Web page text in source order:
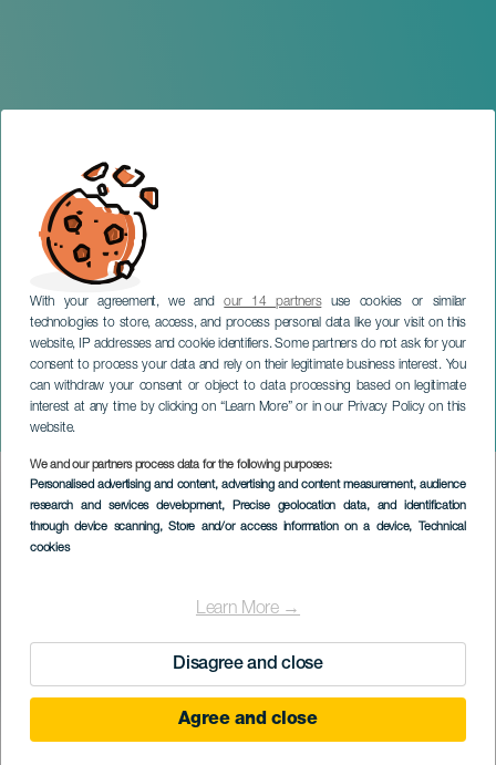
With your agreement, we andour 14 partnersuse cookies or similar
technologies to store, access, and process personal data like your visit on this
website, IP addresses and cookie identifiers. Some partners do not ask for your
consent to process your data and rely on their legitimate business interest. You
can withdraw your consent or object to data processing based on legitimate
interest at any time by clicking on “Learn More” or in our Privacy Policy on this
website.
We and our partners process data for the following purposes:
Personalised advertising and content, advertising and content measurement, audience
research and services development, Precise geolocation data, and identification
through device scanning, Store and/or access information on a device, Technical
cookies
Learn More →
Disagree and close
Agree and close
Фестиваль
альтернативной музыки на
Канарских островах
ЛАНСАРОТЕ
Imagen
Listado